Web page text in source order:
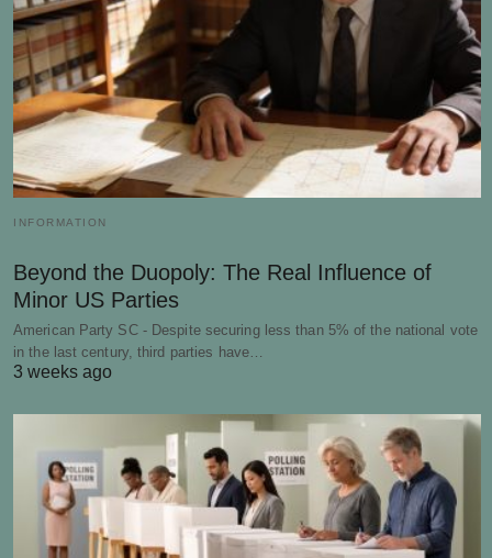
INFORMATION
Beyond the Duopoly: The Real Influence of
Minor US Parties
American Party SC - Despite securing less than 5% of the national vote
in the last century, third parties have…
3 weeks ago